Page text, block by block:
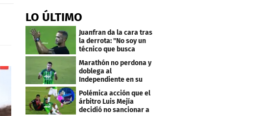
LO ÚLTIMO
Juanfran da la cara tras
la derrota: "No soy un
técnico que busca
excusas"
Marathón no perdona y
doblega al
Independiente en su
bienvenida a primera
Polémica acción que el
árbitro Luis Mejía
decidió no sancionar a